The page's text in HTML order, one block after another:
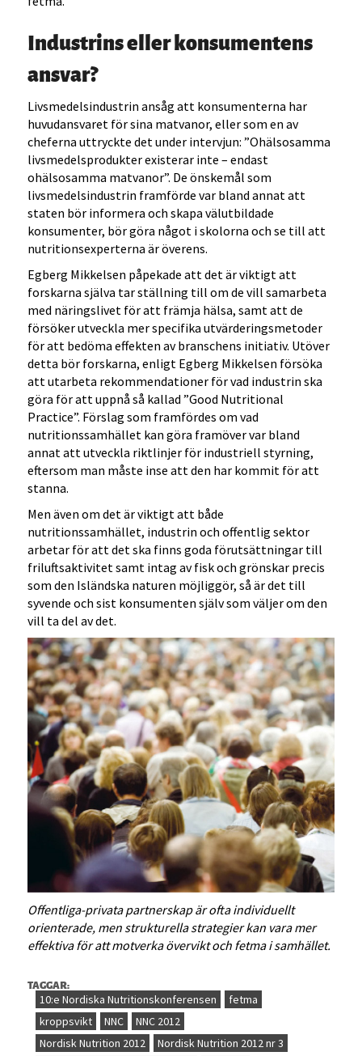
Industrins eller konsumentens
ansvar?
Livsmedelsindustrin ansåg att konsumenterna har
huvudansvaret för sina matvanor, eller som en av
cheferna uttryckte det under intervjun: ”Ohälsosamma
livsmedelsprodukter existerar inte – endast
ohälsosamma matvanor”. De önskemål som
livsmedelsindustrin framförde var bland annat att
staten bör informera och skapa välutbildade
konsumenter, bör göra något i skolorna och se till att
nutritionsexperterna är överens.
Egberg Mikkelsen påpekade att det är viktigt att
forskarna själva tar ställning till om de vill samarbeta
med näringslivet för att främja hälsa, samt att de
försöker utveckla mer specifika utvärderingsmetoder
för att bedöma effekten av branschens initiativ. Utöver
detta bör forskarna, enligt Egberg Mikkelsen försöka
att utarbeta rekommendationer för vad industrin ska
göra för att uppnå så kallad ”Good Nutritional
Practice”. Förslag som framfördes om vad
nutritionssamhället kan göra framöver var bland
annat att utveckla riktlinjer för industriell styrning,
eftersom man måste inse att den har kommit för att
stanna.
Men även om det är viktigt att både
nutritionssamhället, industrin och offentlig sektor
arbetar för att det ska finns goda förutsättningar till
friluftsaktivitet samt intag av fisk och grönskar precis
som den Isländska naturen möjliggör, så är det till
syvende och sist konsumenten själv som väljer om den
vill ta del av det.
Offentliga-privata partnerskap är ofta individuellt
orienterade, men strukturella strategier kan vara mer
effektiva för att motverka övervikt och fetma i samhället.
TAGGAR:
10:e Nordiska Nutritionskonferensen
fetma
kroppsvikt
NNC
NNC 2012
Nordisk Nutrition 2012
Nordisk Nutrition 2012 nr 3